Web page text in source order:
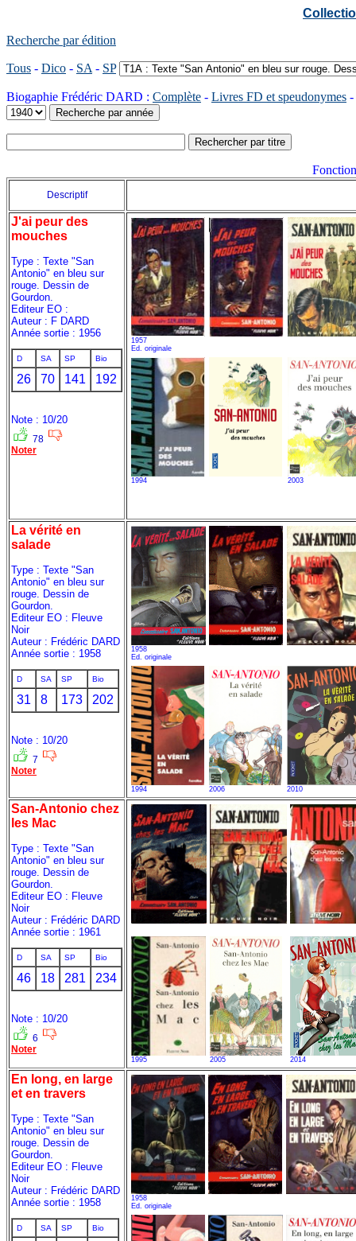
Recherche par édition
Tous - Dico - SA - SP
Biogaphie Frédéric DARD : Complète - Livres FD et speudonymes -
Descriptif
J'ai peur des
mouches
Type : Texte "San
Antonio" en bleu sur
rouge. Dessin de
Gourdon.
Editeur EO :
Auteur : F DARD
Année sortie : 1956
D SA SP Bio
26 70 141 192
Note : 10/20
78
Noter
1957
Ed. originale
1994 2003
La vérité en
salade
Type : Texte "San
Antonio" en bleu sur
rouge. Dessin de
Gourdon.
Editeur EO : Fleuve
Noir
Auteur : Frédéric DARD
Année sortie : 1958
D SA SP Bio
31 8 173 202
Note : 10/20
7
Noter
1958
Ed. originale
1994 2006 2010
San-Antonio chez
les Mac
Type : Texte "San
Antonio" en bleu sur
rouge. Dessin de
Gourdon.
Editeur EO : Fleuve
Noir
Auteur : Frédéric DARD
Année sortie : 1961
D SA SP Bio
46 18 281 234
Note : 10/20
6
Noter
1995 2005 2014
En long, en large
et en travers
Type : Texte "San
Antonio" en bleu sur
rouge. Dessin de
Gourdon.
Editeur EO : Fleuve
Noir
Auteur : Frédéric DARD
Année sortie : 1958
D SA SP Bio
1958
Ed. originale